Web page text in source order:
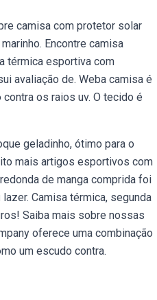
camisa com protetor solar
Encontre camisa
térmica esportiva com
avaliação de. Weba camisa é
os raios uv. O tecido é
geladinho, ótimo para o
mais artigos esportivos com
de manga comprida foi
Camisa térmica, segunda
Saiba mais sobre nossas
oferece uma combinação
um escudo contra.